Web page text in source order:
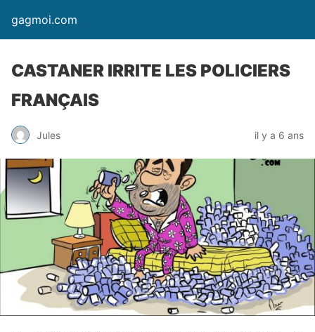
gagmoi.com
CASTANER IRRITE LES POLICIERS
FRANÇAIS
Jules il y a 6 ans